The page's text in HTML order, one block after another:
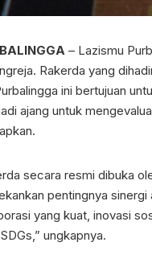
– Lazismu
Rakerda yang
ini bertujuan
ajang untuk
secara resmi dibuka
pentingnya
yang kuat, inovasi
ungkapnya.